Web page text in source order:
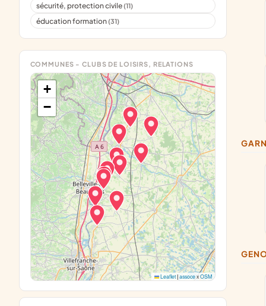
sécurité, protection civile(11)
éducation formation(31)
COMMUNES - CLUBS DE LOISIRS, RELATIONS
+
−
Leaflet| assocexOSM